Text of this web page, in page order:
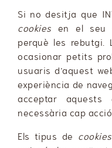
Si no desitja que
cookies en el seu
perquè les rebutgi.
ocasionar petits
usuaris d’aquest
experiència de
acceptar
necessària cap
Els tipus de cookies